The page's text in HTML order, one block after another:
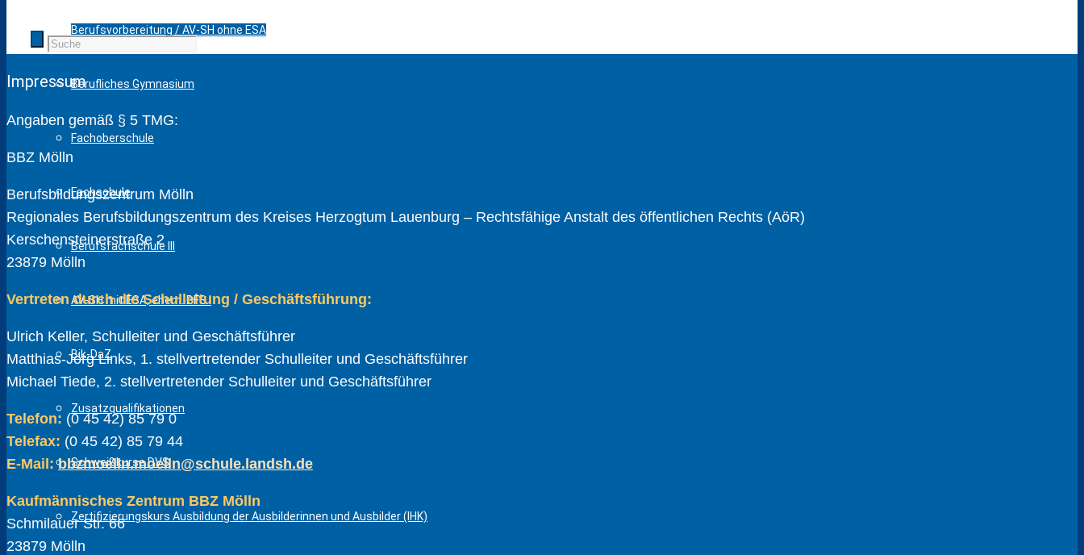
Berufsvorbereitung / AV-SH ohne ESA
Berufliches Gymnasium
Fachoberschule
Fachschule
Berufsfachschule III
AV-SH mit ESA, ehem. BFS I
Bik-DaZ
Zusatzqualifikationen
Schweißkurse DVS
Zertifizierungskurs Ausbildung der Ausbilderinnen und Ausbilder (IHK)
Impressum
Angaben gemäß § 5 TMG:
BBZ Mölln
Berufsbildungszentrum Mölln
Regionales Berufsbildungszentrum des Kreises Herzogtum Lauenburg – Rechtsfähige Anstalt des öffentlichen Rechts (AöR)
Kerschensteinerstraße 2
23879 Mölln
Vertreten durch die Schulleitung / Geschäftsführung:
Ulrich Keller, Schulleiter und Geschäftsführer
Matthias-Jörg Links, 1. stellvertretender Schulleiter und Geschäftsführer
Michael Tiede, 2. stellvertretender Schulleiter und Geschäftsführer
Telefon: (0 45 42) 85 79 0
Telefax: (0 45 42) 85 79 44
E-Mail:bbzmoelln.moelln@schule.landsh.de
Kaufmännisches Zentrum BBZ Mölln
Schmilauer Str. 66
23879 Mölln